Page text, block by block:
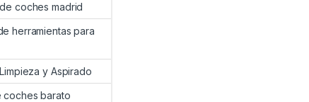
coches madrid
herramientas para
y Aspirado
barato